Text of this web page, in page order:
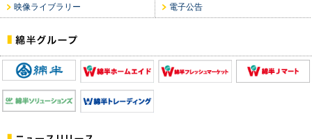
映像ライブラリー 電子公告